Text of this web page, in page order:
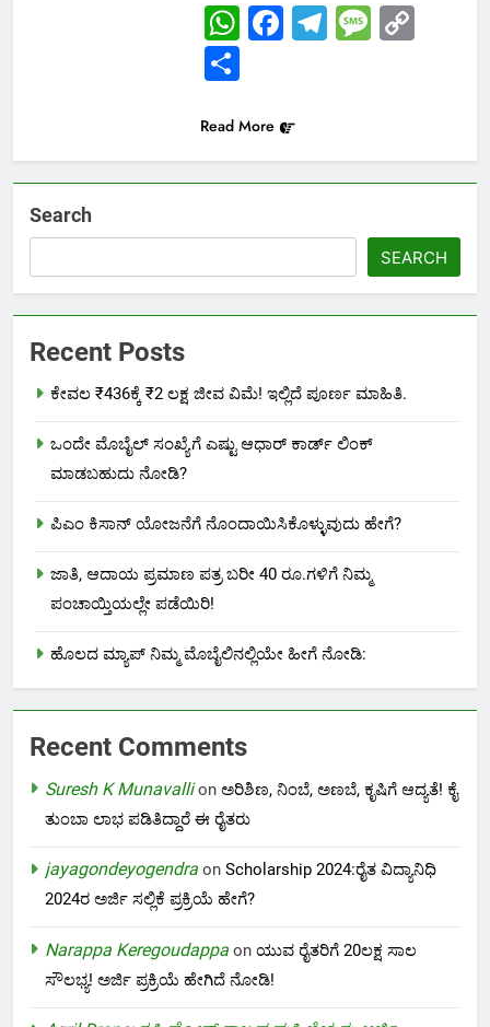
WhatsApp
Facebook
Telegram
Share
Read More
Search
SEARCH
Recent Posts
ಕೇವಲ ₹436ಕ್ಕೆ ₹2 ಲಕ್ಷ ಜೀವ ವಿಮೆ! ಇಲ್ಲಿದೆ ಪೂರ್ಣ ಮಾಹಿತಿ.
ಒಂದೇ ಮೊಬೈಲ್ ಸಂಖ್ಯೆಗೆ ಎಷ್ಟು ಆಧಾರ್ ಕಾರ್ಡ್ ಲಿಂಕ್
ಮಾಡಬಹುದು ನೋಡಿ?
ಪಿಎಂ ಕಿಸಾನ್ ಯೋಜನೆಗೆ ನೊಂದಾಯಿಸಿಕೊಳ್ಳುವುದು ಹೇಗೆ?
ಜಾತಿ, ಆದಾಯ ಪ್ರಮಾಣ ಪತ್ರ ಬರೀ 40 ರೂ.ಗಳಿಗೆ ನಿಮ್ಮ
ಪಂಚಾಯ್ತಿಯಲ್ಲೇ ಪಡೆಯಿರಿ!
ಹೊಲದ ಮ್ಯಾಪ್ ನಿಮ್ಮ ಮೊಬೈಲಿನಲ್ಲಿಯೇ ಹೀಗೆ ನೋಡಿ:
Recent Comments
Suresh K Munavallion ಅರಿಶಿಣ, ನಿಂಬೆ, ಅಣಬೆ, ಕೃಷಿಗೆ ಆದ್ಯತೆ! ಕೈ
ತುಂಬಾ ಲಾಭ ಪಡಿತಿದ್ದಾರೆ ಈ ರೈತರು
jayagondeyogendra on Scholarship 2024:ರೈತ ವಿದ್ಯಾನಿಧಿ
2024ರ ಅರ್ಜಿ ಸಲ್ಲಿಕೆ ಪ್ರಕ್ರಿಯೆ ಹೇಗೆ?
Narappa Keregoudappa on ಯುವ ರೈತರಿಗೆ 20ಲಕ್ಷ ಸಾಲ
ಸೌಲಭ್ಯ! ಅರ್ಜಿ ಪ್ರಕ್ರಿಯೆ ಹೇಗಿದೆ ನೋಡಿ!